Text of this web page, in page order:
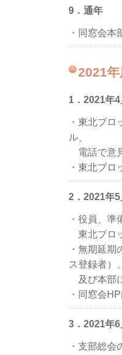
9．通年
・同窓会
2021
1．2021年
・東北ブ
ル、
電話で意
・東北ブ
2．2021年
・役員、
東北ブロ
・無期延
ス登録者）
及び本部
・同窓会
3．2021年
・支部総会